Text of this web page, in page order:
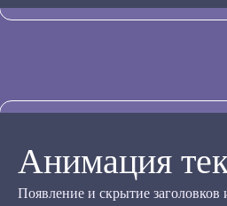
Анимация
Появление и скрытие заголовков